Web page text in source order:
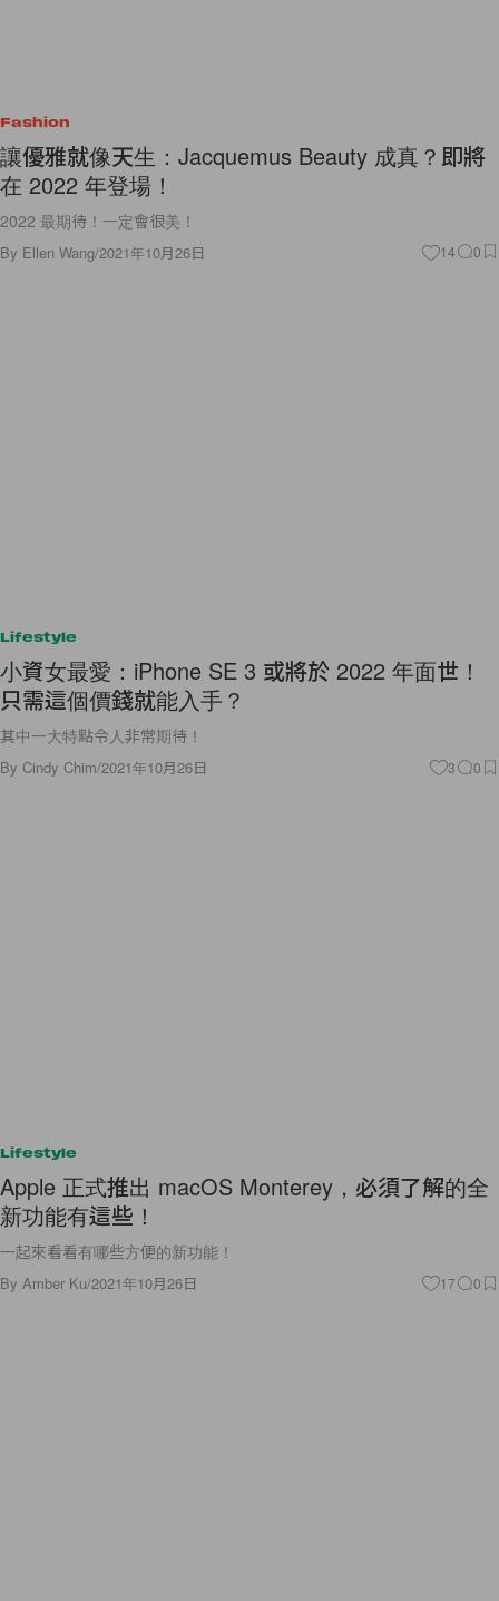
Fashion
讓優雅就像天生：Jacquemus Beauty 成真？即將
在 2022 年登場！
2022 最期待！一定會很美！
By Ellen Wang/2021年10月26日 14 0
Lifestyle
小資女最愛：iPhone SE 3 或將於 2022 年面世！
只需這個價錢就能入手？
其中一大特點令人非常期待！
By Cindy Chim/2021年10月26日 3 0
Lifestyle
Apple 正式推出 macOS Monterey，必須了解的全
新功能有這些！
一起來看看有哪些方便的新功能！
By Amber Ku/2021年10月26日 17 0